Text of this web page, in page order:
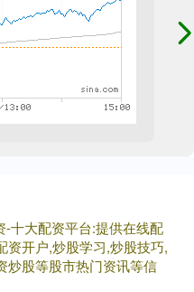
十大配资平台:提供在线配
资开户,炒股学习,炒股技巧,
炒股等股市热门资讯等信